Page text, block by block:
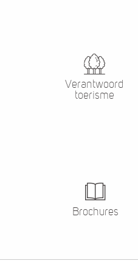
Verantwoord
toerisme
Brochures